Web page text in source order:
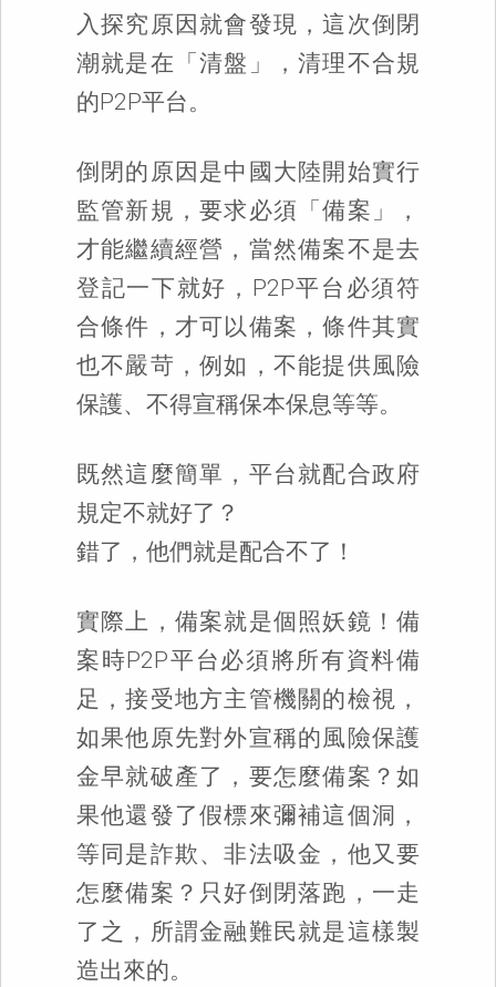
入探究原因就會發現，這次倒閉
潮就是在「清盤」，清理不合規
的P2P平台。
倒閉的原因是中國大陸開始實行
監管新規，要求必須「備案」，
才能繼續經營，當然備案不是去
登記一下就好，P2P平台必須符
合條件，才可以備案，條件其實
也不嚴苛，例如，不能提供風險
保護、不得宣稱保本保息等等。
既然這麼簡單，平台就配合政府
規定不就好了？
錯了，他們就是配合不了！
實際上，備案就是個照妖鏡！備
案時P2P平台必須將所有資料備
足，接受地方主管機關的檢視，
如果他原先對外宣稱的風險保護
金早就破產了，要怎麼備案？如
果他還發了假標來彌補這個洞，
等同是詐欺、非法吸金，他又要
怎麼備案？只好倒閉落跑，一走
了之，所謂金融難民就是這樣製
造出來的。